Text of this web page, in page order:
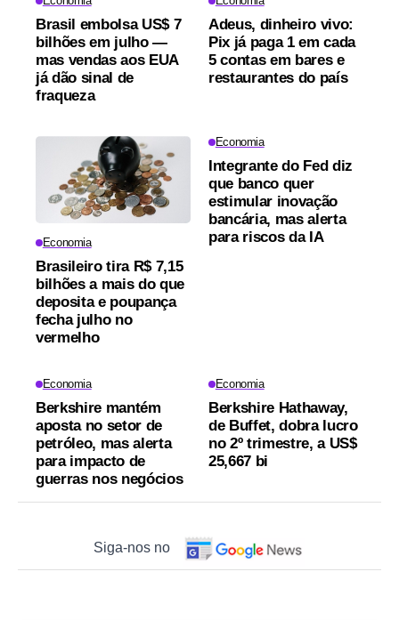
Brasil embolsa US$ 7
bilhões em julho —
mas vendas aos EUA
já dão sinal de
fraqueza
Adeus, dinheiro vivo:
Pix já paga 1 em cada
5 contas em bares e
restaurantes do país
Economia
Brasileiro tira R$ 7,15
bilhões a mais do que
deposita e poupança
fecha julho no
vermelho
Economia
Integrante do Fed diz
que banco quer
estimular inovação
bancária, mas alerta
para riscos da IA
Economia
Berkshire mantém
aposta no setor de
petróleo, mas alerta
para impacto de
guerras nos negócios
Economia
Berkshire Hathaway,
de Buffet, dobra lucro
no 2º trimestre, a US$
25,667 bi
Siga-nos no